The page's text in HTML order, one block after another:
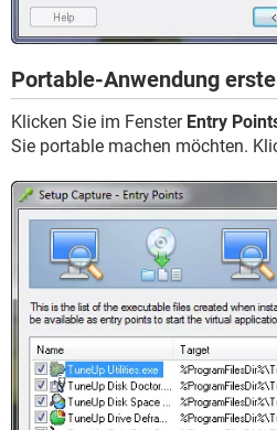
Portable-Anwendung
Klicken Sie im Fenster Entry
Sie portable machen möchten.